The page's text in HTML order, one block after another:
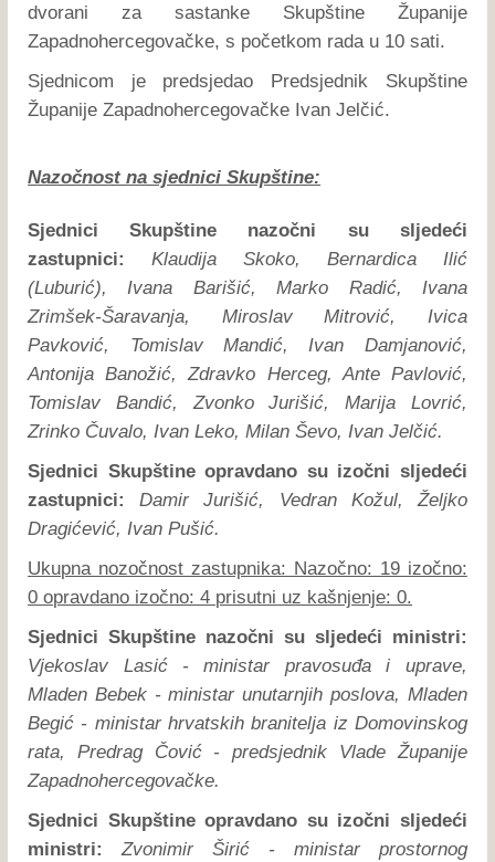
dvorani za sastanke Skupštine Županije
Zapadnohercegovačke, s početkom rada u 10 sati.
Sjednicom je predsjedao Predsjednik Skupštine
Županije Zapadnohercegovačke Ivan Jelčić.
Nazočnost na sjednici Skupštine:
Sjednici Skupštine nazočni su sljedeći
zastupnici:
Klaudija Skoko, Bernardica Ilić
(Luburić), Ivana Barišić, Marko Radić, Ivana
Zrimšek-Šaravanja, Miroslav Mitrović, Ivica
Pavković, Tomislav Mandić, Ivan Damjanović,
Antonija Banožić, Zdravko Herceg, Ante Pavlović,
Tomislav Bandić, Zvonko Jurišić, Marija Lovrić,
Zrinko Čuvalo, Ivan Leko, Milan Ševo, Ivan Jelčić.
Sjednici Skupštine opravdano su izočni sljedeći
zastupnici:
Damir Jurišić, Vedran Kožul, Željko
Dragićević, Ivan Pušić.
Ukupna nozočnost zastupnika: Nazočno: 19 izočno:
0 opravdano izočno: 4 prisutni uz kašnjenje: 0.
Sjednici Skupštine nazočni su sljedeći ministri:
Vjekoslav Lasić - ministar pravosuđa i uprave,
Mladen Bebek - ministar unutarnjih poslova, Mladen
Begić - ministar hrvatskih branitelja iz Domovinskog
rata, Predrag Čović - predsjednik Vlade Županije
Zapadnohercegovačke.
Sjednici Skupštine opravdano su izočni sljedeći
ministri:
Zvonimir Širić - ministar prostornog